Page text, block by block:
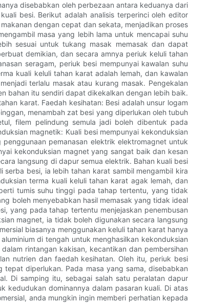
disebabkan oleh perbezaan antara keduanya dari
besi. Berikut adalah analisis terperinci oleh editor
dengan cepat dan sekata, menjadikan proses
masa yang lebih lama untuk mencapai suhu
sesuai untuk tukang masak memasak dan dapat
demikian, dan secara amnya periuk keluli tahan
seragam, periuk besi mempunyai kawalan suhu
kuali keluli tahan karat adalah lemah, dan kawalan
terlalu masak atau kurang masak. Pengekalan
bahan itu sendiri dapat dikekalkan dengan lebih baik.
karat. Faedah kesihatan: Besi adalah unsur logam
menambah zat besi yang diperlukan oleh tubuh
filem pelindung semula jadi boleh dibentuk pada
magnetik: Kuali besi mempunyai kekonduksian
pemanasan elektrik elektromagnet untuk
kekonduksian magnet yang sangat baik dan kesan
langsung di dapur semua elektrik. Bahan kuali besi
besi, ia lebih tahan karat sambil mengambil kira
terma kuali keluli tahan karat agak lemah, dan
tumis suhu tinggi pada tahap tertentu, yang tidak
boleh menyebabkan hasil memasak yang tidak ideal
yang pada tahap tertentu menjejaskan penembusan
magnet, ia tidak boleh digunakan secara langsung
biasanya menggunakan keluli tahan karat hanya
di tengah untuk menghasilkan kekonduksian
rintangan kakisan, kecantikan dan pembersihan
nutrien dan faedah kesihatan. Oleh itu, periuk besi
diperlukan. Pada masa yang sama, disebabkan
Di samping itu, sebagai salah satu peralatan dapur
kedudukan dominannya dalam pasaran kuali. Di atas
anda mungkin ingin memberi perhatian kepada